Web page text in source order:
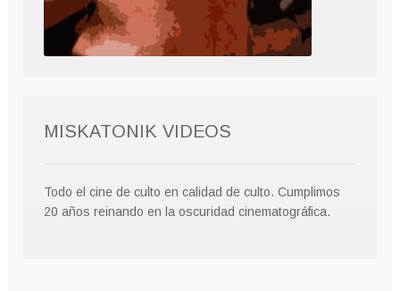
MISKATONIK VIDEOS
Todo el cine de culto en calidad de culto. Cumplimos
20 años reinando en la oscuridad cinematográfica.